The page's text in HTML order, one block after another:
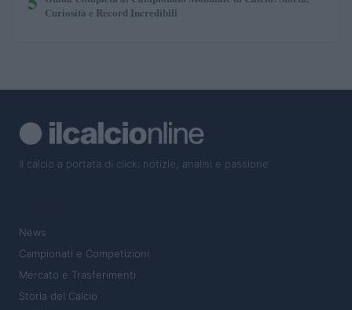
Curiosità e Record Incredibili
Il calcio a portata di click: notizie, analisi e passione
News
Campionati e Competizioni
Mercato e Trasferimenti
Storia del Calcio